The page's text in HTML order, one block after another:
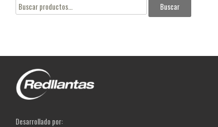
por:
Buscar
Desarrollado por: